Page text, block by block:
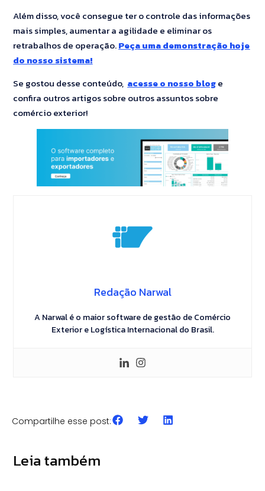
Além disso, você consegue ter o controle das informações
mais simples, aumentar a agilidade e eliminar os
retrabalhos de operação.Peça uma demonstração hoje
do nosso sistema!
Se gostou desse conteúdo, acesse o nosso bloge
confira outros artigos sobre outros assuntos sobre
comércio exterior!
Redação Narwal
A Narwal é o maior software de gestão de Comércio
Exterior e Logística Internacional do Brasil.
Compartilhe esse post:
Leia também
CLASSIFICAÇÃO FISCAL
evitar multas e retenções
GESTÃO & AUTOMAÇÃO